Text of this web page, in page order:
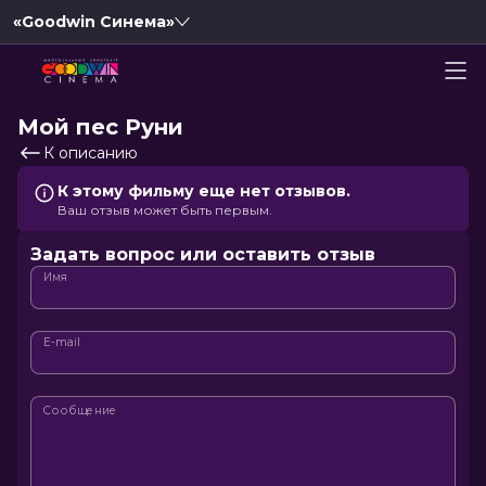
«Goodwin Синема»
Мой пес Руни
К описанию
К этому фильму еще нет отзывов.
Ваш отзыв может быть первым.
Задать вопрос или оставить отзыв
Имя
E-mail
Сообщение